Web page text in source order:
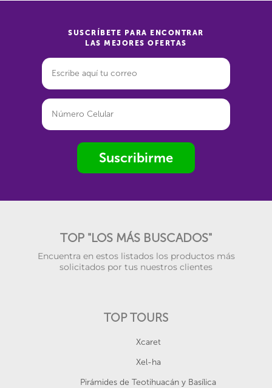
SUSCRÍBETE PARA ENCONTRAR
LAS MEJORES OFERTAS
Suscribirme
TOP "LOS MÁS BUSCADOS"
Encuentra en estos listados los productos más
solicitados por tus nuestros clientes
TOP TOURS
Xcaret
Xel-ha
Pirámides de Teotihuacán y Basílica